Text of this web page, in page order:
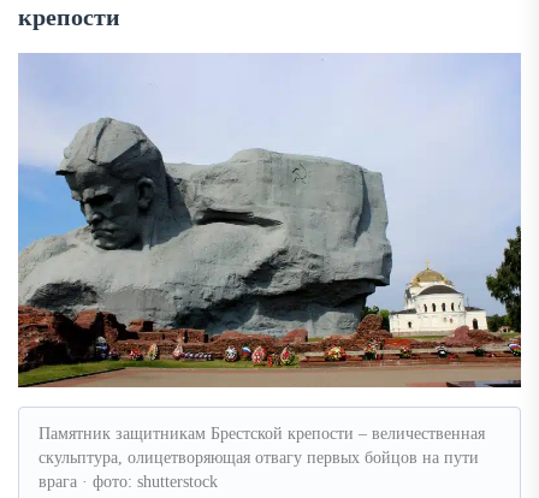
крепости
Памятник защитникам Брестской крепости – величественная
скульптура, олицетворяющая отвагу первых бойцов на пути
врага · фото: shutterstock